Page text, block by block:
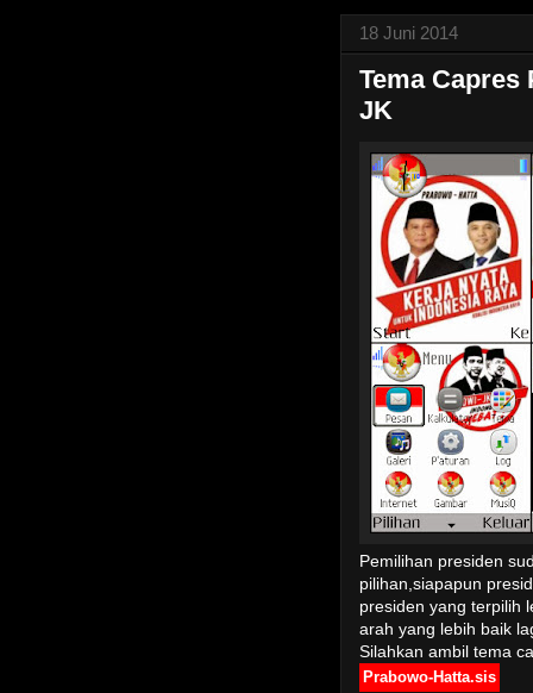
18 Juni 2014
Tema Capres
JK
Pemilihan presiden
pilihan,siapapun
presiden yang terpilih
arah yang lebih baik
Silahkan ambil tema
Prabowo-Hatta.sis